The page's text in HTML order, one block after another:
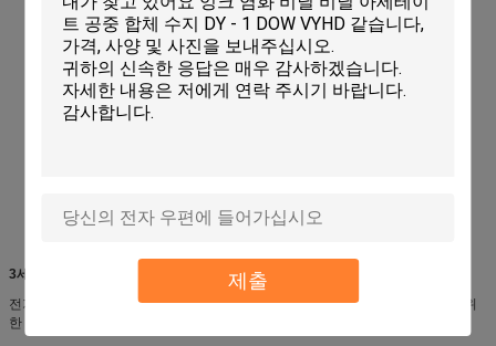
제출
3세. 애플리케이션 :
전기 화학적 식각 장치 알루미늄 호일을 위한 접착제, 도자기류, 패키징 잉크를 위
한 최고 니스, 종이, 가소제 수지를 위한 글래즈링 코팅